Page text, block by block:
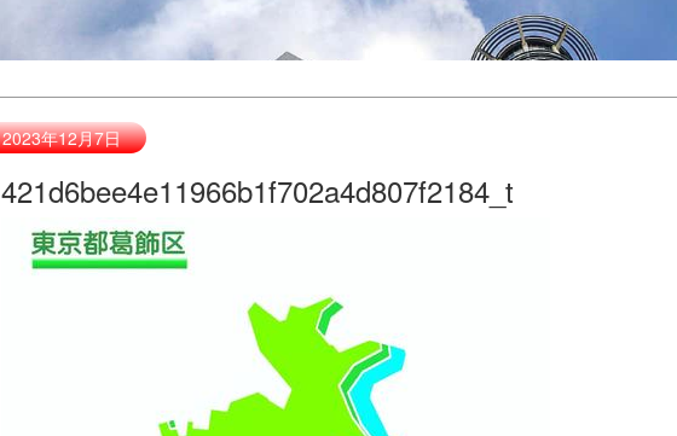
2023年12月7日
421d6bee4e11966b1f702a4d807f2184_t